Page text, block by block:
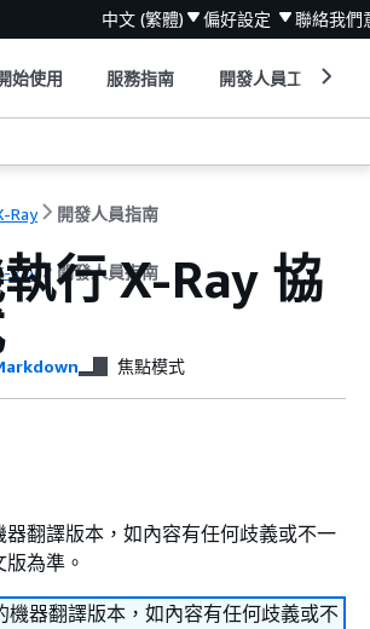
中文 (繁體) 偏好設定 聯絡我們
始使用 服務指南 開發人員工具
Ray 開發人員指南
Ray 開發人員指南
行 X-Ray 協
焦點模式
翻譯版本，如內容有任何歧義或不一
為準。
機器翻譯版本，如內容有任何歧義或不